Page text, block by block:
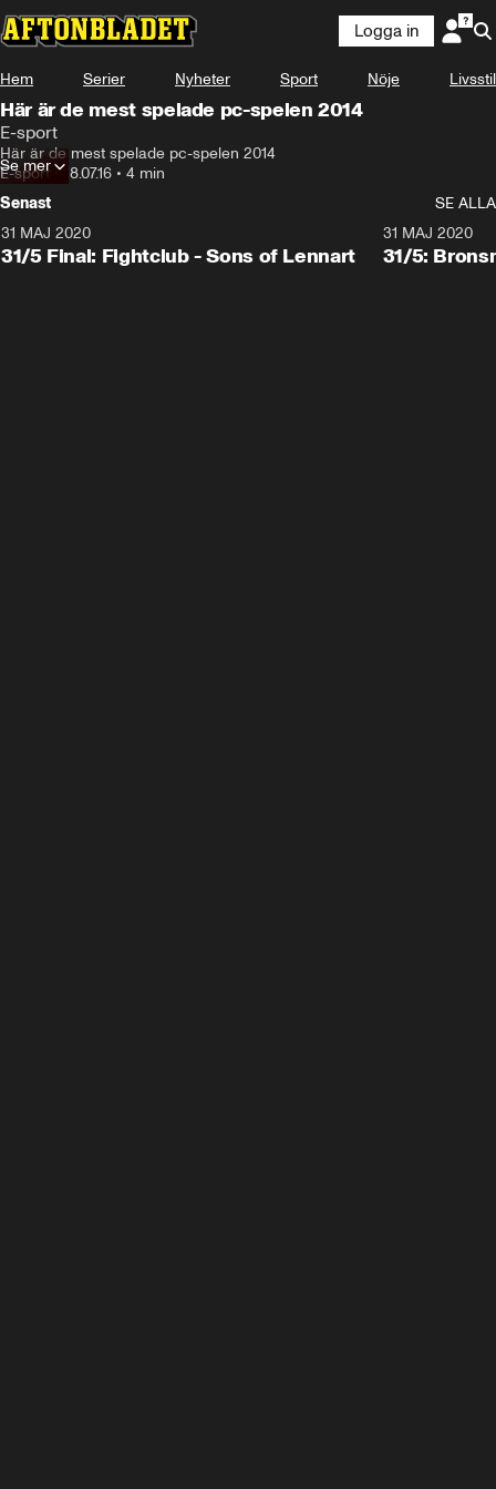
Logga in
Hem Serier Nyheter Sport Nöje Livsstil
Här är de mest spelade pc-spelen 2014
E-sport
Här är de mest spelade pc-spelen 2014
E-sport • 18.07.16 • 4 min
Se mer
Senast
SE ALLA
31 MAJ 2020
31/5 Final: Fightclub - Sons of Lennart
31 MAJ 2020
31/5: